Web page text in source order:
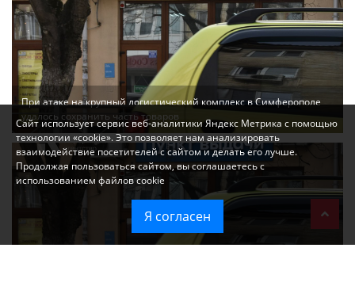
При атаке на крупный логистический комплекс в Симферополе
удалось сохранить часть товаров
Сайт использует сервис веб-аналитики Яндекс Метрика с помощью
технологии «cookie». Это позволяет нам анализировать
взаимодействие посетителей с сайтом и делать его лучше.
Продолжая пользоваться сайтом, вы соглашаетесь с
использованием файлов cookie
Я согласен